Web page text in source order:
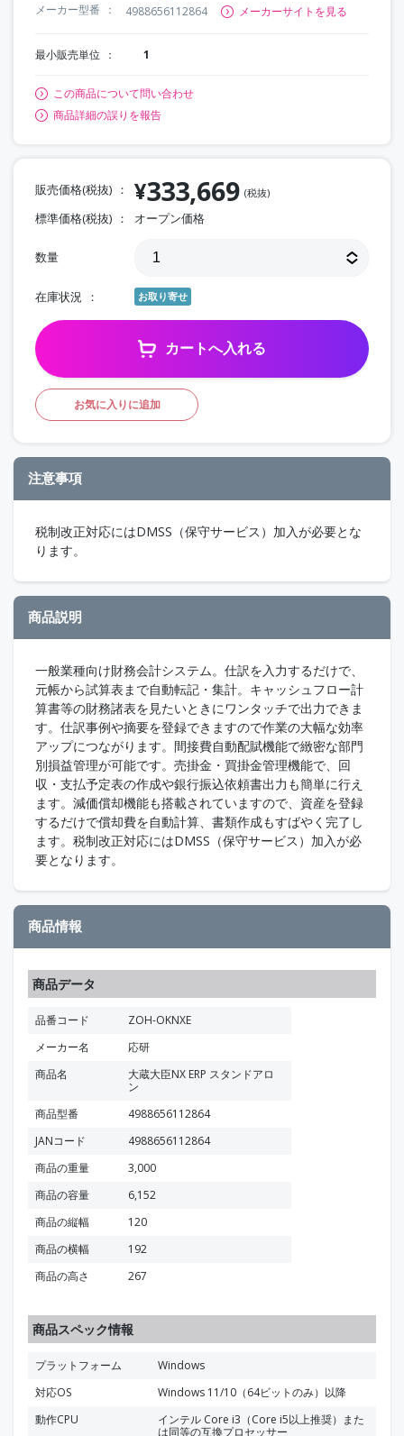
メーカー型番
4988656112864 メーカーサイトを見る
最小販売単位 1
この商品について問い合わせ
商品詳細の誤りを報告
販売価格(税抜) ¥333,669 (税抜)
標準価格(税抜) オープン価格
数量
在庫状況 お取り寄せ
カートへ入れる
お気に入りに追加
注意事項
税制改正対応にはDMSS（保守サービス）加入が必要とな
ります。
商品説明
一般業種向け財務会計システム。仕訳を入力するだけで、
元帳から試算表まで自動転記・集計。キャッシュフロー計
算書等の財務諸表を見たいときにワンタッチで出力できま
す。仕訳事例や摘要を登録できますので作業の大幅な効率
アップにつながります。間接費自動配賦機能で緻密な部門
別損益管理が可能です。売掛金・買掛金管理機能で、回
収・支払予定表の作成や銀行振込依頼書出力も簡単に行え
ます。減価償却機能も搭載されていますので、資産を登録
するだけで償却費を自動計算、書類作成もすばやく完了し
ます。税制改正対応にはDMSS（保守サービス）加入が必
要となります。
商品情報
商品データ
品番コード
ZOH-OKNXE
メーカー名
応研
商品名
大蔵大臣NX ERP スタンドアロ
ン
商品型番
4988656112864
JANコード
4988656112864
商品の重量
3,000
商品の容量
6,152
商品の縦幅
120
商品の横幅
192
商品の高さ
267
商品スペック情報
プラットフォーム
Windows
対応OS
Windows 11/10（64ビットのみ）以降
動作CPU
インテル Core i3（Core i5以上推奨）また
は同等の互換プロセッサー